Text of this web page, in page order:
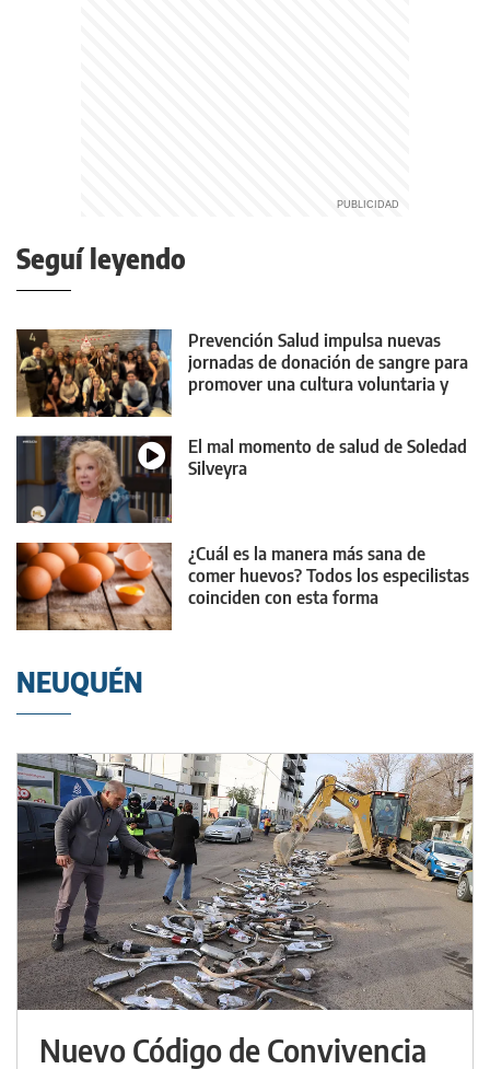
Seguí leyendo
Prevención Salud impulsa nuevas
jornadas de donación de sangre para
promover una cultura voluntaria y
El mal momento de salud de Soledad
Silveyra
¿Cuál es la manera más sana de
comer huevos? Todos los especilistas
coinciden con esta forma
NEUQUÉN
Nuevo Código de Convivencia